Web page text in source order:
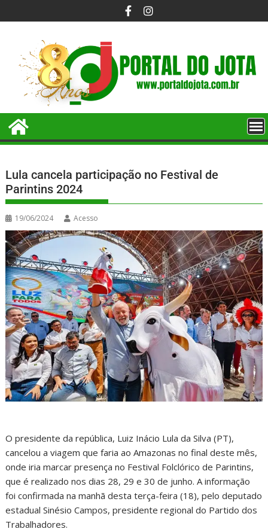
Lula cancela participação no Festival de
Parintins 2024
19/06/2024 Acesso
O presidente da república, Luiz Inácio Lula da Silva (PT),
cancelou a viagem que faria ao Amazonas no final deste mês,
onde iria marcar presença no Festival Folclórico de Parintins,
que é realizado nos dias 28, 29 e 30 de junho. A informação
foi confirmada na manhã desta terça-feira (18), pelo deputado
estadual Sinésio Campos, presidente regional do Partido dos
Trabalhadores.